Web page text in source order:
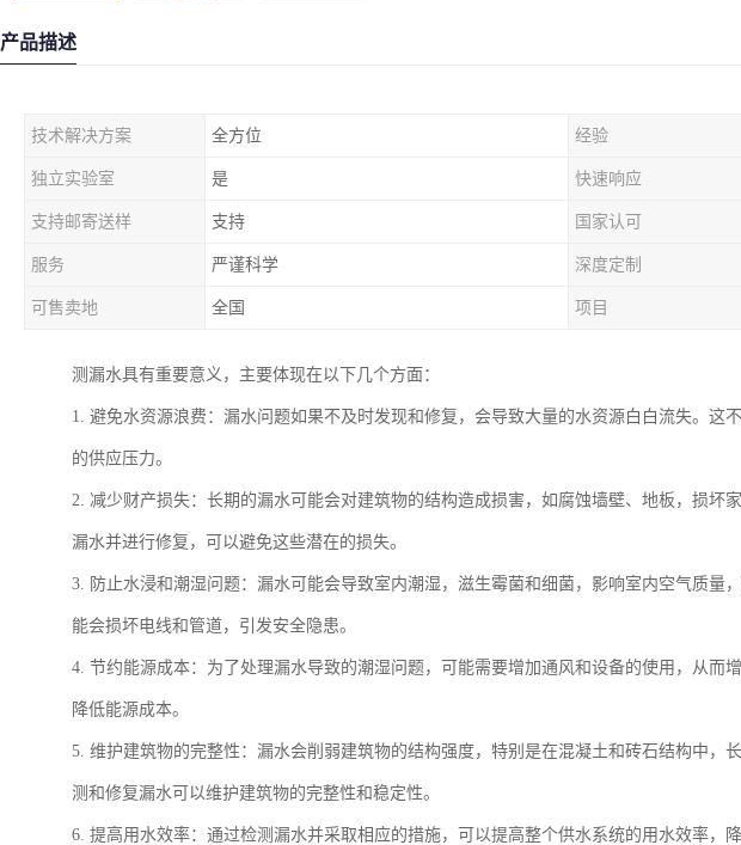
产品描述
技术解决方案 全方位 经验
独立实验室 是 快速响应
支持邮寄送样 支持 国家认可
服务 严谨科学 深度定制
可售卖地 全国 项目
测漏水具有重要意义，主要体现在以下几个方面：
1. 避免水资源浪费：漏水问题如果不及时发现和修复，会导致大量的水资源白白流失。这
的供应压力。
2. 减少财产损失：长期的漏水可能会对建筑物的结构造成损害，如腐蚀墙壁、地板，损坏
漏水并进行修复，可以避免这些潜在的损失。
3. 防止水浸和潮湿问题：漏水可能会导致室内潮湿，滋生霉菌和细菌，影响室内空气质量
能会损坏电线和管道，引发安全隐患。
4. 节约能源成本：为了处理漏水导致的潮湿问题，可能需要增加通风和设备的使用，从而
降低能源成本。
5. 维护建筑物的完整性：漏水会削弱建筑物的结构强度，特别是在混凝土和砖石结构中，
测和修复漏水可以维护建筑物的完整性和稳定性。
6. 提高用水效率：通过检测漏水并采取相应的措施，可以提高整个供水系统的用水效率，